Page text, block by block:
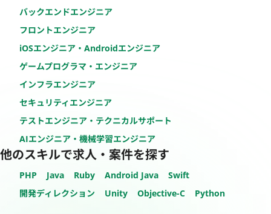
バックエンドエンジニア
フロントエンジニア
iOSエンジニア・Androidエンジニア
ゲームプログラマ・エンジニア
インフラエンジニア
セキュリティエンジニア
テストエンジニア・テクニカルサポート
AIエンジニア・機械学習エンジニア
他のスキルで求人・案件を探す
PHP Java Ruby Android Java
Swift
開発ディレクション
Unity Objective-C Python